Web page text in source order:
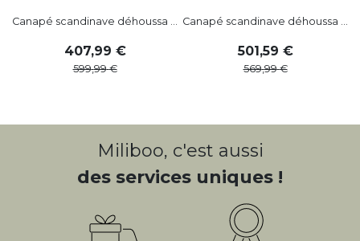
Canapé scandinave déhoussa ...
407,99
599,99
Canapé scandinave déhoussa ...
501 ,59
569,99
Miliboo, c'est aussi
des services uniques !